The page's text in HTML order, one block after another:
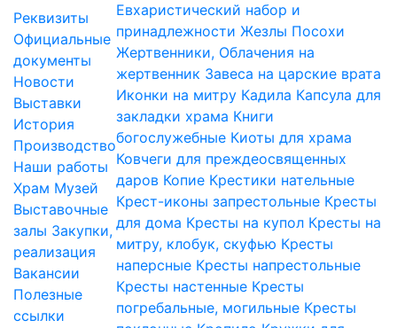
Реквизиты
Официальные
документы
Новости
Выставки
История
Производство
Наши работы
Храм Музей
Выставочные
залы Закупки,
реализация
Вакансии
Полезные
ссылки
Евхаристический набор и
принадлежности Жезлы Посохи
Жертвенники, Облачения на
жертвенник Завеса на царские врата
Иконки на митру Кадила Капсула для
закладки храма Книги
богослужебные Киоты для храма
Ковчеги для преждеосвященных
даров Копие Крестики нательные
Крест-иконы запрестольные Кресты
для дома Кресты на купол Кресты на
митру, клобук, скуфью Кресты
наперсные Кресты напрестольные
Кресты настенные Кресты
погребальные, могильные Кресты